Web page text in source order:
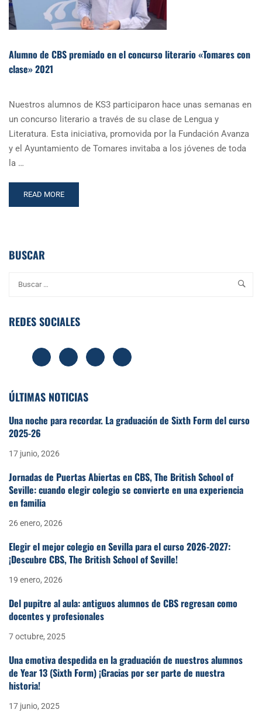
Alumno de CBS premiado en el concurso literario «Tomares con
clase» 2021
Nuestros alumnos de KS3 participaron hace unas semanas en
un concurso literario a través de su clase de Lengua y
Literatura. Esta iniciativa, promovida por la Fundación Avanza
y el Ayuntamiento de Tomares invitaba a los jóvenes de toda
la …
READ
MORE
CBS
EL
«TOMARES
CLASE»
2021
READ MORE
BUSCAR
REDES SOCIALES
ÚLTIMAS NOTICIAS
Una noche para recordar. La graduación de Sixth Form del curso
2025-26
17 junio, 2026
Jornadas de Puertas Abiertas en CBS, The British School of
Seville: cuando elegir colegio se convierte en una experiencia
en familia
26 enero, 2026
Elegir el mejor colegio en Sevilla para el curso 2026-2027:
¡Descubre CBS, The British School of Seville!
19 enero, 2026
Del pupitre al aula: antiguos alumnos de CBS regresan como
docentes y profesionales
7 octubre, 2025
Una emotiva despedida en la graduación de nuestros alumnos
de Year 13 (Sixth Form) ¡Gracias por ser parte de nuestra
historia!
17 junio, 2025